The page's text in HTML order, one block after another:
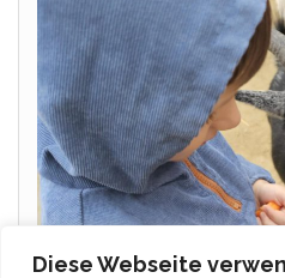
Diese Webseite